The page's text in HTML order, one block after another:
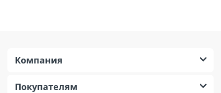
Компания
Покупателям